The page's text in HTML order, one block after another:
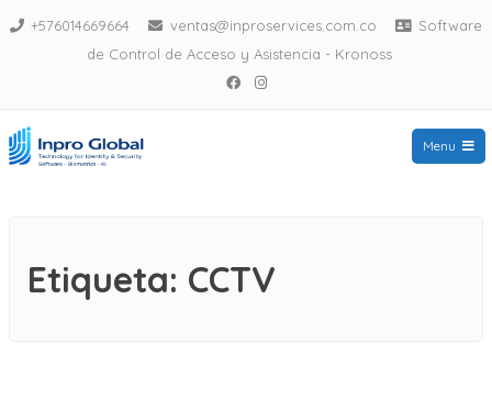
Saltar+576014669664 ventas@inproservices.com.co
Software
de Control de Acceso y Asistencia - Kronoss
FacebookInstagram
Menu
Etiqueta: CCTV